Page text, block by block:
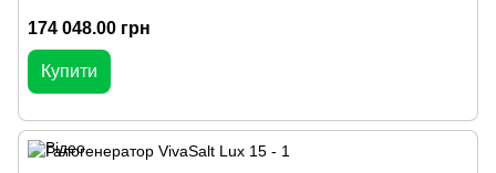
174 048.00 грн
Купити